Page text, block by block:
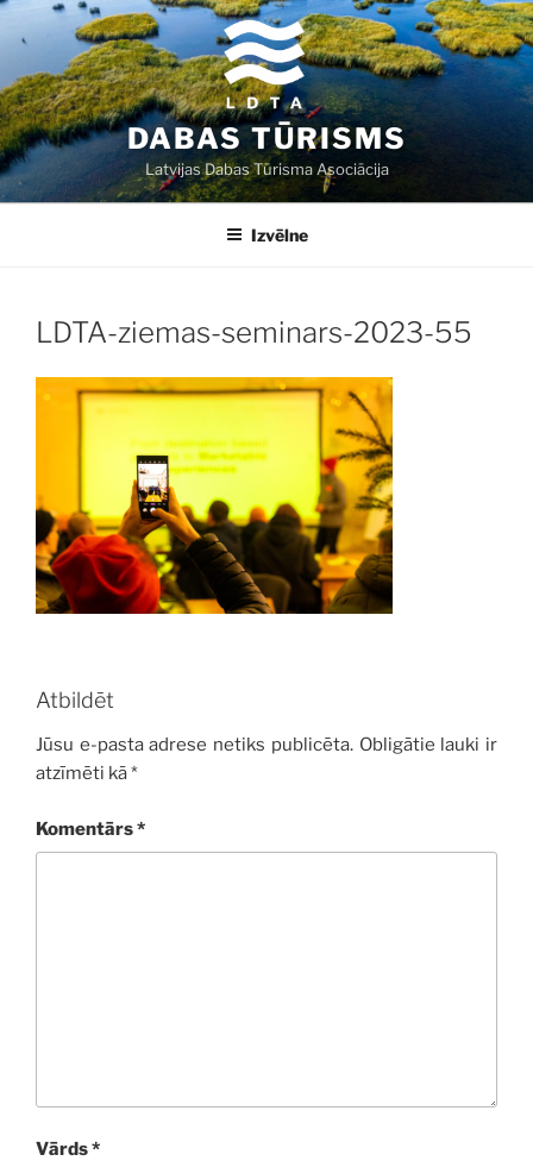
Doties
saturu
DABAS TŪRISMS
Latvijas Dabas Tūrisma Asociācija
Izvēlne
LDTA-ziemas-seminars-2023-55
Atbildēt
Jūsu e-pasta adrese netiks publicēta. Obligātie lauki ir
atzīmēti kā*
Komentārs*
Vārds*